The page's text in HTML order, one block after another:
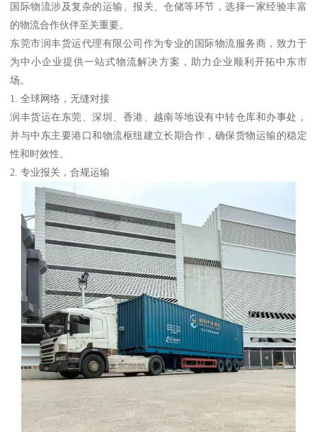
国际物流涉及复杂的运输、报关、仓储等环节，选择一家经验丰富
的物流合作伙伴至关重要。
东莞市润丰货运代理有限公司作为专业的国际物流服务商，致力于
为中小企业提供一站式物流解决方案，助力企业顺利开拓中东市
场。
1. 全球网络，无缝对接
润丰货运在东莞、深圳、香港、越南等地设有中转仓库和办事处，
并与中东主要港口和物流枢纽建立长期合作，确保货物运输的稳定
性和时效性。
2. 专业报关，合规运输